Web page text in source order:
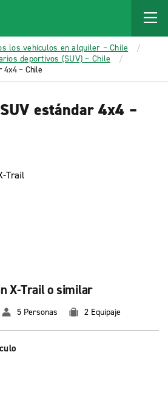
los vehículos en alquiler – Chile
deportivos (SUV) – Chile
4x4 – Chile
estándar 4x4 –
X-Trail o similar
5 Personas 2 Equipaje